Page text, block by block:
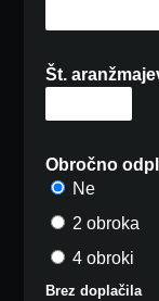
Št.
Obročno
Ne
2 obroka
4 obroki
Brez doplačila